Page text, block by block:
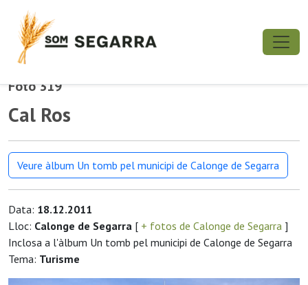
Foto 319
Cal Ros
Veure àlbum Un tomb pel municipi de Calonge de Segarra
Data: 18.12.2011
Lloc: Calonge de Segarra [ + fotos de Calonge de Segarra ]
Inclosa a l'àlbum Un tomb pel municipi de Calonge de Segarra
Tema: Turisme